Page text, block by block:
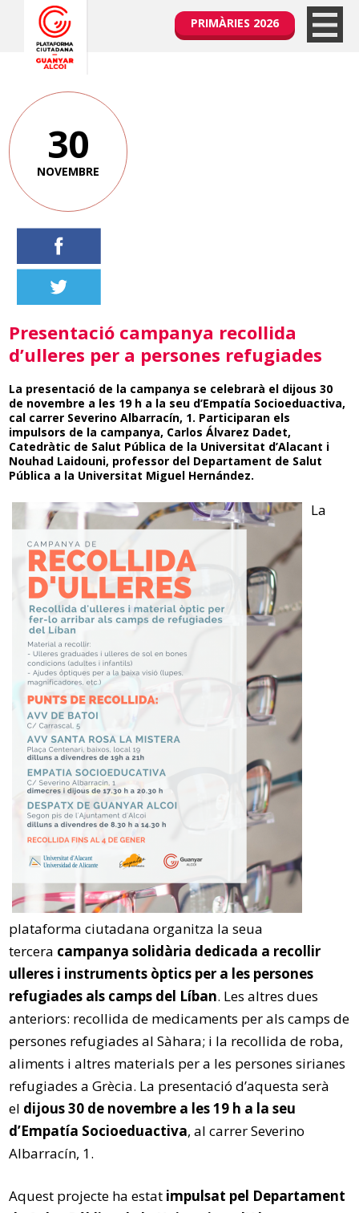
PRIMÀRIES 2026
30
NOVEMBRE
Presentació campanya recollida
d’ulleres per a persones refugiades
La presentació de la campanya se celebrarà el dijous 30
de novembre a les 19 h a la seu d’Empatía Socioeduactiva,
cal carrer Severino Albarracín, 1. Participaran els
impulsors de la campanya, Carlos Álvarez Dadet,
Catedràtic de Salut Pública de la Universitat d’Alacant i
Nouhad Laidouni, professor del Departament de Salut
Pública a la Universitat Miguel Hernández.
La
plataforma ciutadana organitza la seua
tercera campanya solidària dedicada a recollir
ulleres i instruments òptics per a les persones
refugiades als camps del Líban. Les altres dues
anteriors: recollida de medicaments per als camps de
persones refugiades al Sàhara; i la recollida de roba,
aliments i altres materials per a les persones sirianes
refugiades a Grècia. La presentació d’aquesta serà
el dijous 30 de novembre a les 19 h a la seu
d’Empatía Socioeduactiva, al carrer Severino
Albarracín, 1.
Aquest projecte ha estat impulsat pel Departament